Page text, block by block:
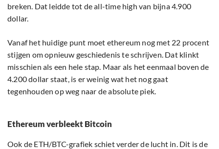
breken. Dat leidde tot de all-time high van bijna 4.900
dollar.
Vanaf het huidige punt moet ethereum nog met 22 procent
stijgen om opnieuw geschiedenis te schrijven. Dat klinkt
misschien als een hele stap. Maar als het eenmaal boven de
4.200 dollar staat, is er weinig wat het nog gaat
tegenhouden op weg naar de absolute piek.
Ethereum verbleekt Bitcoin
Ook de ETH/BTC-grafiek schiet verder de lucht in. Dit is de